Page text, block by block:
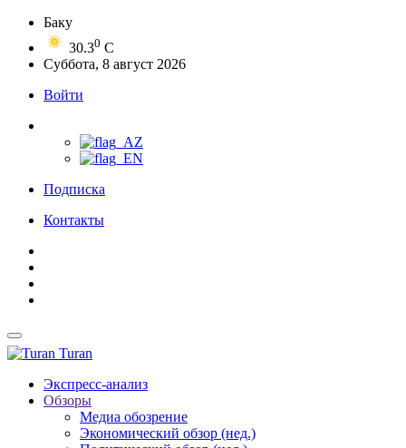
Баку
30.30 C
Суббота, 8 август 2026
Войти
Подписка
Контакты
Turan
Экспресс-анализ
Обзоры
Медиа обозрение
Экономический обзор (нед.)